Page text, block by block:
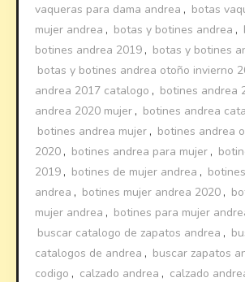
vaqueras para dama andrea , botas
mujer andrea , botas y botines andrea ,
botines andrea 2019 , botas y botines
botas y botines andrea otoño invierno
andrea 2017 catalogo , botines andrea
andrea 2020 mujer , botines andrea
botines andrea mujer , botines andrea
2020 , botines andrea para mujer ,
2019 , botines de mujer andrea ,
andrea , botines mujer andrea 2020 ,
mujer andrea , botines para mujer
buscar catalogo de zapatos andrea ,
catalogos de andrea , buscar zapatos
codigo , calzado andrea , calzado